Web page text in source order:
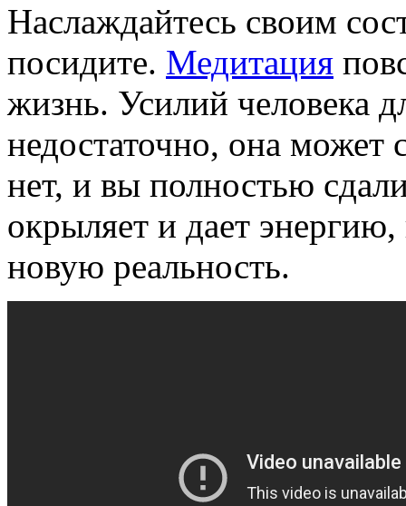
Наслаждайтесь своим
посидите. Медитация
жизнь. Усилий человека
недостаточно, она может
нет, и вы полностью
окрыляет и дает
новую реальность.